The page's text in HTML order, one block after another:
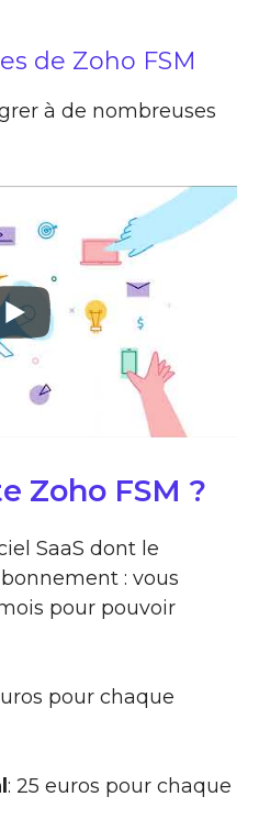
de Zoho FSM
à de nombreuses
Zoho FSM ?
SaaS dont le
: vous
pour pouvoir
pour chaque
: 25 euros pour chaque